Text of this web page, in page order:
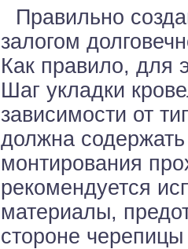
Правильно
залогом
Как правило, для
Шаг укладки
зависимости от
должна
монтирования
рекомендуется
материалы,
стороне